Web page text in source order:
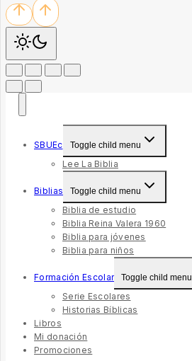
SBUEc Toggle child menu
Lee La Biblia
Biblias Toggle child menu
Biblia de estudio
Biblia Reina Valera 1960
Biblia para jóvenes
Biblia para niños
Formación Escolar Toggle child menu
Serie Escolares
Historias Bíblicas
Libros
Mi donación
Promociones